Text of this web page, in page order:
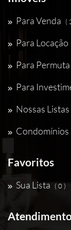
Para Venda (
Para Locação
Para Permuta
Para
Nossas Listas
Condomínios
Favoritos
Sua Lista ( 0 )